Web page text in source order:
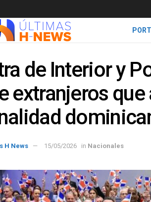
de Interior y
extranjeros que
H News 15/05/2026 in Nacionales